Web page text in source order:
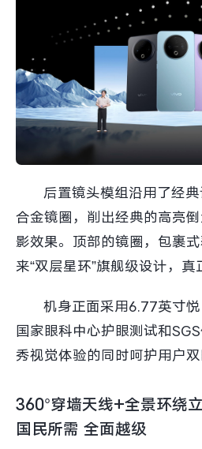
后置镜头模组沿用了经
合金镜圈，削出经典的高亮
影效果。顶部的镜圈，包裹
来“双层星环”旗舰级设计，真
机身正面采用6.77英寸
国家眼科中心护眼测试和
秀视觉体验的同时呵护用户双
360°穿墙天线+全景环绕
国民所需 全面越级